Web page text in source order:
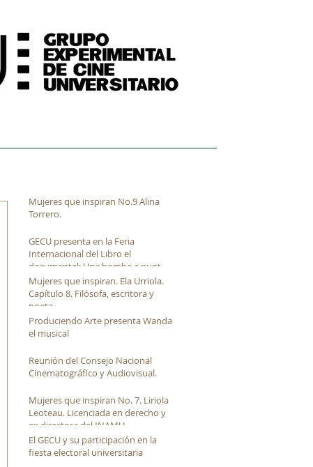
Mujeres que inspiran No.9 Alina
Torrero.
GECU presenta en la Feria
Internacional del Libro el
documental: Una bomba a punto
de estallar de Luis Franco.
Mujeres que inspiran. Ela Urriola.
Capítulo 8. Filósofa, escritora y
poeta
Produciendo Arte presenta Wanda
el musical
Reunión del Consejo Nacional
Cinematográfico y Audiovisual.
Mujeres que inspiran No. 7. Liriola
Leoteau. Licenciada en derecho y
ex directora del INAMU
El GECU y su participación en la
fiesta electoral universitaria